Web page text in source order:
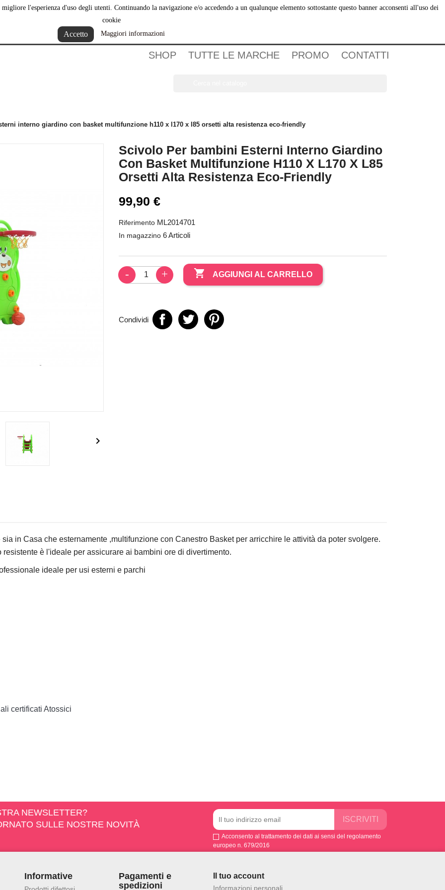
l'esperienza d'uso degli utenti. Continuando la navigazione e/o accedendo a un qualunque elemento sottostante questo banner acconsenti all'uso dei
cookie
Accetto Maggiori informazioni
Siamo Carrello (0)
SHOP TUTTE LE MARCHE PROMO CONTATTI
interno giardino con basket multifunzione h110 x l170 x l85 orsetti alta resistenza eco-friendly

Scivolo Per bambini Esterni Interno Giardino
Con Basket Multifunzione H110 X L170 X L85
Orsetti Alta Resistenza Eco-Friendly
99,90 €
Riferimento ML2014701
In magazzino 6 Articoli
 AGGIUNGI AL CARRELLO
Condividi
in Casa che esternamente ,multifunzione con Canestro Basket per arricchire le attività da poter svolgere.
è l'ideale per assicurare ai bambini ore di divertimento.
ideale per usi esterni e parchi
certificati Atossici
NEWSLETTER?
SULLE NOSTRE NOVITÀ
Acconsento al trattamento dei dati ai sensi del regolamento
europeo n. 679/2016
Informative
Pagamenti e
spedizioni
Il tuo account
Informazioni personali